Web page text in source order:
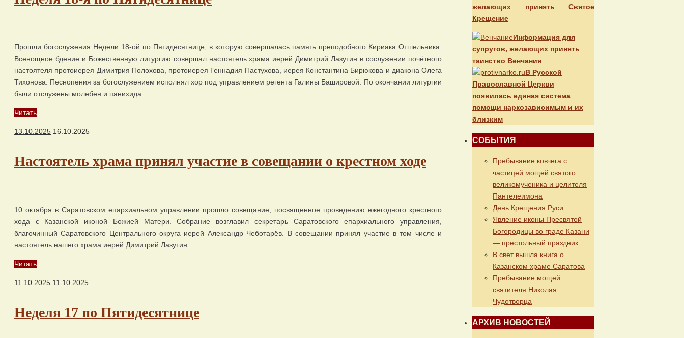
Прошли богослужения Недели 18-ой по Пятидесятнице, в которую совершалась память преподобного Кириака Отшельника.
Всенощное бдение и Божественную литургию совершал настоятель храма иерей Димитрий Лазутин в сослужении почётного
настоятеля протоиерея Димитрия Полохова, протоиерея Геннадия Пастухова, иерея Константина Бирюкова и диакона Олега
Тихонова. Песнопения за богослужением исполнял хор под управлением регента Галины Башировой. По окончании литургии
были отслужены молебен и панихида.
Читать
13.10.2025 16.10.2025
Настоятель храма принял участие в совещании о крестном ходе
10 октября в Саратовском епархиальном управлении прошло совещание, посвященное проведению ежегодного крестного
хода с Казанской иконой Божией Матери. Собрание возглавил секретарь Саратовского епархиального управления,
благочинный Саратовского Центрального округа иерей Александр Чеботарёв. В совещании принял участие в том числе и
настоятель нашего храма иерей Димитрий Лазутин.
Читать
11.10.2025 11.10.2025
Неделя 17 по Пятидесятнице
желающих принять Святое
Крещение
Информация для
супругов, желающих принять
таинство Венчания
В Русской
Православной Церкви
появилась единая система
помощи наркозависимым и их
близким
СОБЫТИЯ
Пребывание ковчега с
частицей мощей святого
великомученика и целителя
Пантелеимона
День Крещения Руси
Явление иконы Пресвятой
Богородицы во граде Казани
— престольный праздник
В свет вышла книга о
Казанском храме Саратова
Пребывание мощей
святителя Николая
Чудотворца
АРХИВ НОВОСТЕЙ